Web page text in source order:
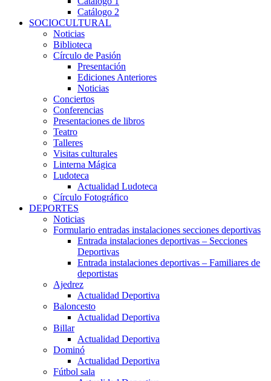
Catálogo 2
SOCIOCULTURAL
Noticias
Biblioteca
Círculo de Pasión
Presentación
Ediciones Anteriores
Noticias
Conciertos
Conferencias
Presentaciones de libros
Teatro
Talleres
Visitas culturales
Linterna Mágica
Ludoteca
Actualidad Ludoteca
Círculo Fotográfico
DEPORTES
Noticias
Formulario entradas instalaciones secciones deportivas
Entrada instalaciones deportivas – Secciones
Deportivas
Entrada instalaciones deportivas – Familiares de
deportistas
Ajedrez
Actualidad Deportiva
Baloncesto
Actualidad Deportiva
Billar
Actualidad Deportiva
Dominó
Actualidad Deportiva
Fútbol sala